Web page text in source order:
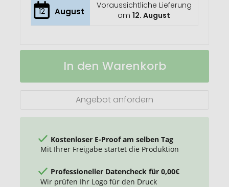
12 August
Voraussichtliche Lieferung
am12. August
Midar
Kugelschreiber
Kork
Auf
In den Warenkorb
Angebot anfordern
Kostenloser E-Proof am selben Tag
Mit Ihrer Freigabe startet die Produktion
Professioneller Datencheck für 0,00€
Wir prüfen Ihr Logo für den Druck